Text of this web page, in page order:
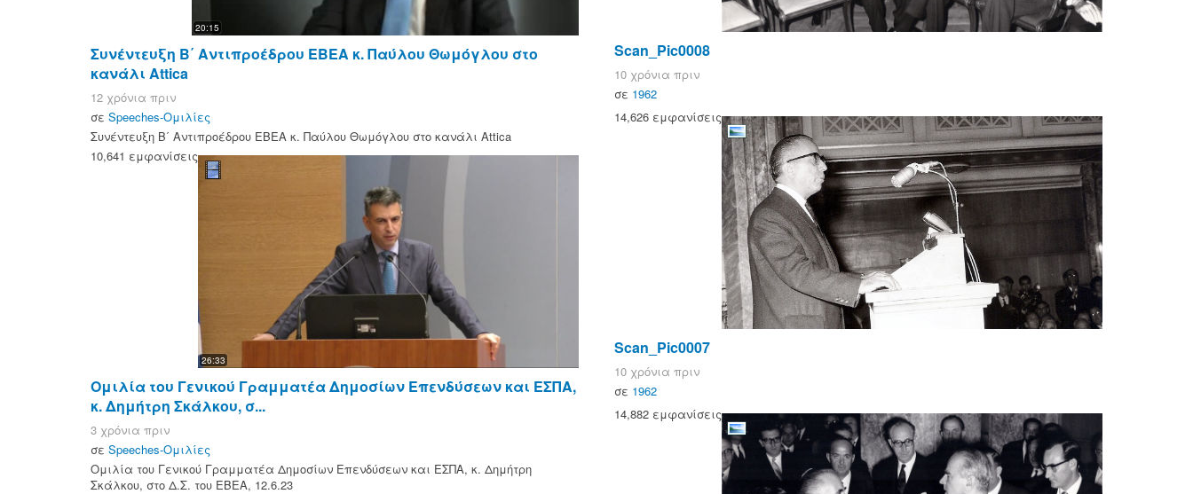
20:15
Συνέντευξη Β΄ Αντιπροέδρου ΕΒΕΑ κ. Παύλου Θωμόγλου στο
κανάλι Attica
12 χρόνια πριν
σε Speeches-Ομιλίες
Συνέντευξη Β΄ Αντιπροέδρου ΕΒΕΑ κ. Παύλου Θωμόγλου στο κανάλι Attica
10,641 εμφανίσεις
26:33
Ομιλία του Γενικού Γραμματέα Δημοσίων Επενδύσεων και ΕΣΠΑ,
κ. Δημήτρη Σκάλκου, σ...
3 χρόνια πριν
σε Speeches-Ομιλίες
Ομιλία του Γενικού Γραμματέα Δημοσίων Επενδύσεων και ΕΣΠΑ, κ. Δημήτρη
Σκάλκου, στο Δ.Σ. του ΕΒΕΑ, 12.6.23
Scan_Pic0008
10 χρόνια πριν
σε 1962
14,626 εμφανίσεις
Scan_Pic0007
10 χρόνια πριν
σε 1962
14,882 εμφανίσεις